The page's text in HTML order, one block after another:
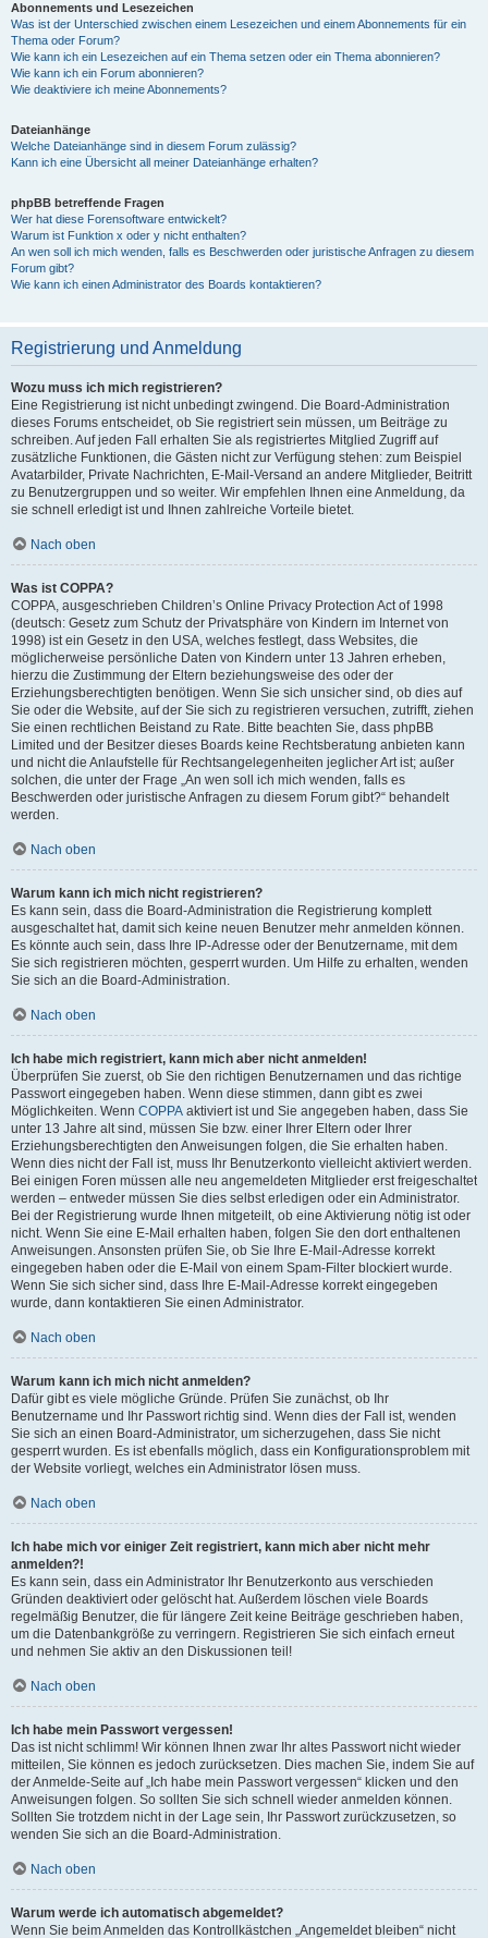
Abonnements und Lesezeichen
Was ist der Unterschied zwischen einem Lesezeichen und einem Abonnements für ein
Thema oder Forum?
Wie kann ich ein Lesezeichen auf ein Thema setzen oder ein Thema abonnieren?
Wie kann ich ein Forum abonnieren?
Wie deaktiviere ich meine Abonnements?
Dateianhänge
Welche Dateianhänge sind in diesem Forum zulässig?
Kann ich eine Übersicht all meiner Dateianhänge erhalten?
phpBB betreffende Fragen
Wer hat diese Forensoftware entwickelt?
Warum ist Funktion x oder y nicht enthalten?
An wen soll ich mich wenden, falls es Beschwerden oder juristische Anfragen zu diesem
Forum gibt?
Wie kann ich einen Administrator des Boards kontaktieren?
Registrierung und Anmeldung
Wozu muss ich mich registrieren?
Eine Registrierung ist nicht unbedingt zwingend. Die Board-Administration
dieses Forums entscheidet, ob Sie registriert sein müssen, um Beiträge zu
schreiben. Auf jeden Fall erhalten Sie als registriertes Mitglied Zugriff auf
zusätzliche Funktionen, die Gästen nicht zur Verfügung stehen: zum Beispiel
Avatarbilder, Private Nachrichten, E-Mail-Versand an andere Mitglieder, Beitritt
zu Benutzergruppen und so weiter. Wir empfehlen Ihnen eine Anmeldung, da
sie schnell erledigt ist und Ihnen zahlreiche Vorteile bietet.
Nach oben
Was ist COPPA?
COPPA, ausgeschrieben Children’s Online Privacy Protection Act of 1998
(deutsch: Gesetz zum Schutz der Privatsphäre von Kindern im Internet von
1998) ist ein Gesetz in den USA, welches festlegt, dass Websites, die
möglicherweise persönliche Daten von Kindern unter 13 Jahren erheben,
hierzu die Zustimmung der Eltern beziehungsweise des oder der
Erziehungsberechtigten benötigen. Wenn Sie sich unsicher sind, ob dies auf
Sie oder die Website, auf der Sie sich zu registrieren versuchen, zutrifft, ziehen
Sie einen rechtlichen Beistand zu Rate. Bitte beachten Sie, dass phpBB
Limited und der Besitzer dieses Boards keine Rechtsberatung anbieten kann
und nicht die Anlaufstelle für Rechtsangelegenheiten jeglicher Art ist; außer
solchen, die unter der Frage „An wen soll ich mich wenden, falls es
Beschwerden oder juristische Anfragen zu diesem Forum gibt?“ behandelt
werden.
Nach oben
Warum kann ich mich nicht registrieren?
Es kann sein, dass die Board-Administration die Registrierung komplett
ausgeschaltet hat, damit sich keine neuen Benutzer mehr anmelden können.
Es könnte auch sein, dass Ihre IP-Adresse oder der Benutzername, mit dem
Sie sich registrieren möchten, gesperrt wurden. Um Hilfe zu erhalten, wenden
Sie sich an die Board-Administration.
Nach oben
Ich habe mich registriert, kann mich aber nicht anmelden!
Überprüfen Sie zuerst, ob Sie den richtigen Benutzernamen und das richtige
Passwort eingegeben haben. Wenn diese stimmen, dann gibt es zwei
Möglichkeiten. Wenn COPPA aktiviert ist und Sie angegeben haben, dass Sie
unter 13 Jahre alt sind, müssen Sie bzw. einer Ihrer Eltern oder Ihrer
Erziehungsberechtigten den Anweisungen folgen, die Sie erhalten haben.
Wenn dies nicht der Fall ist, muss Ihr Benutzerkonto vielleicht aktiviert werden.
Bei einigen Foren müssen alle neu angemeldeten Mitglieder erst freigeschaltet
werden – entweder müssen Sie dies selbst erledigen oder ein Administrator.
Bei der Registrierung wurde Ihnen mitgeteilt, ob eine Aktivierung nötig ist oder
nicht. Wenn Sie eine E-Mail erhalten haben, folgen Sie den dort enthaltenen
Anweisungen. Ansonsten prüfen Sie, ob Sie Ihre E-Mail-Adresse korrekt
eingegeben haben oder die E-Mail von einem Spam-Filter blockiert wurde.
Wenn Sie sich sicher sind, dass Ihre E-Mail-Adresse korrekt eingegeben
wurde, dann kontaktieren Sie einen Administrator.
Nach oben
Warum kann ich mich nicht anmelden?
Dafür gibt es viele mögliche Gründe. Prüfen Sie zunächst, ob Ihr
Benutzername und Ihr Passwort richtig sind. Wenn dies der Fall ist, wenden
Sie sich an einen Board-Administrator, um sicherzugehen, dass Sie nicht
gesperrt wurden. Es ist ebenfalls möglich, dass ein Konfigurationsproblem mit
der Website vorliegt, welches ein Administrator lösen muss.
Nach oben
Ich habe mich vor einiger Zeit registriert, kann mich aber nicht mehr
anmelden?!
Es kann sein, dass ein Administrator Ihr Benutzerkonto aus verschieden
Gründen deaktiviert oder gelöscht hat. Außerdem löschen viele Boards
regelmäßig Benutzer, die für längere Zeit keine Beiträge geschrieben haben,
um die Datenbankgröße zu verringern. Registrieren Sie sich einfach erneut
und nehmen Sie aktiv an den Diskussionen teil!
Nach oben
Ich habe mein Passwort vergessen!
Das ist nicht schlimm! Wir können Ihnen zwar Ihr altes Passwort nicht wieder
mitteilen, Sie können es jedoch zurücksetzen. Dies machen Sie, indem Sie auf
der Anmelde-Seite auf „Ich habe mein Passwort vergessen“ klicken und den
Anweisungen folgen. So sollten Sie sich schnell wieder anmelden können.
Sollten Sie trotzdem nicht in der Lage sein, Ihr Passwort zurückzusetzen, so
wenden Sie sich an die Board-Administration.
Nach oben
Warum werde ich automatisch abgemeldet?
Wenn Sie beim Anmelden das Kontrollkästchen „Angemeldet bleiben“ nicht